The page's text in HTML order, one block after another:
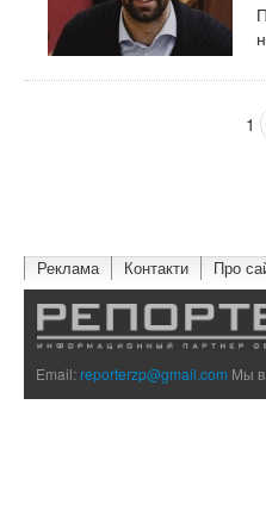
1
Реклама Контакти Про
Email:reporterzp@gmail.com Мы в